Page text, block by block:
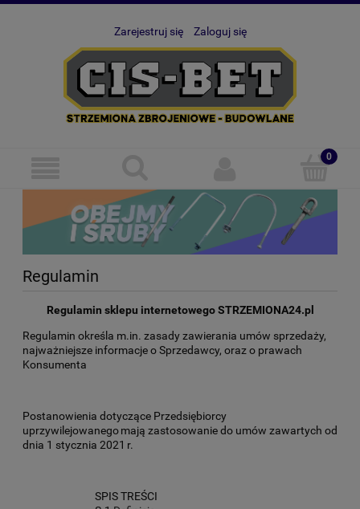
Zarejestruj się Zaloguj się
Regulamin
Regulamin sklepu internetowego STRZEMIONA24.pl
Regulamin określa m.in. zasady zawierania umów sprzedaży,
najważniejsze informacje o Sprzedawcy, oraz o prawach
Konsumenta
Postanowienia dotyczące Przedsiębiorcy
uprzywilejowanego mają zastosowanie do umów zawartych od
dnia 1 stycznia 2021 r.
SPIS TREŚCI